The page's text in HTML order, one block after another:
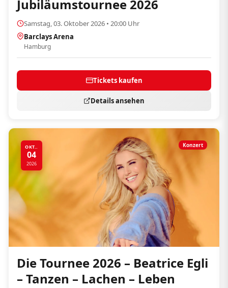
Jubiläumstournee 2026
Samstag, 03. Oktober 2026 • 20:00 Uhr
Barclays Arena
Hamburg
Tickets kaufen
Details ansehen
OKT..
04
2026
Konzert
Die Tournee 2026 – Beatrice Egli
– Tanzen – Lachen – Leben